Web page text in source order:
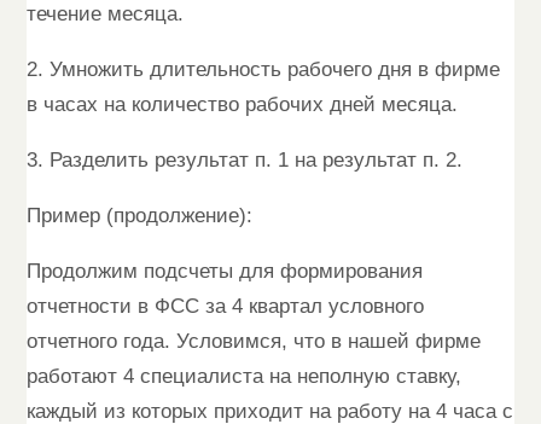
течение месяца.
2. Умножить длительность рабочего дня в фирме
в часах на количество рабочих дней месяца.
3. Разделить результат п. 1 на результат п. 2.
Пример (продолжение):
Продолжим подсчеты для формирования
отчетности в ФСС за 4 квартал условного
отчетного года. Условимся, что в нашей фирме
работают 4 специалиста на неполную ставку,
каждый из которых приходит на работу на 4 часа с